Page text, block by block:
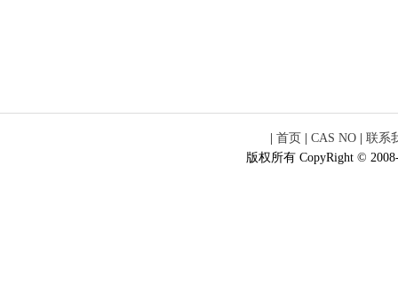
| 首页 | CAS NO | 联系
版权所有 CopyRight ©